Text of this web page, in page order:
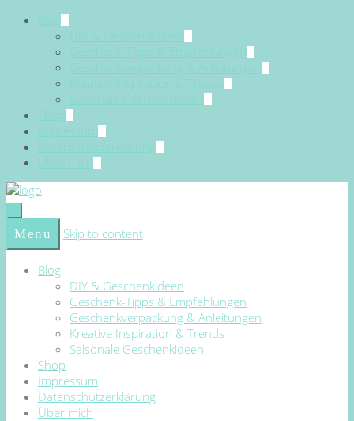
Blog
DIY & Geschenkideen
Geschenk-Tipps & Empfehlungen
Geschenkverpackung & Anleitungen
Kreative Inspiration & Trends
Saisonale Geschenkideen
Shop
Impressum
Datenschutzerklärung
Über mich
Menu Skip to content
Blog
DIY & Geschenkideen
Geschenk-Tipps & Empfehlungen
Geschenkverpackung & Anleitungen
Kreative Inspiration & Trends
Saisonale Geschenkideen
Shop
Impressum
Datenschutzerklärung
Über mich